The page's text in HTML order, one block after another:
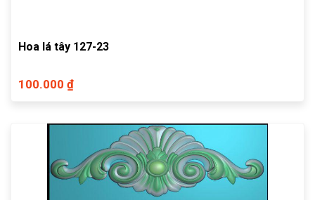
Hoa lá tây 127-23
100.000 ₫